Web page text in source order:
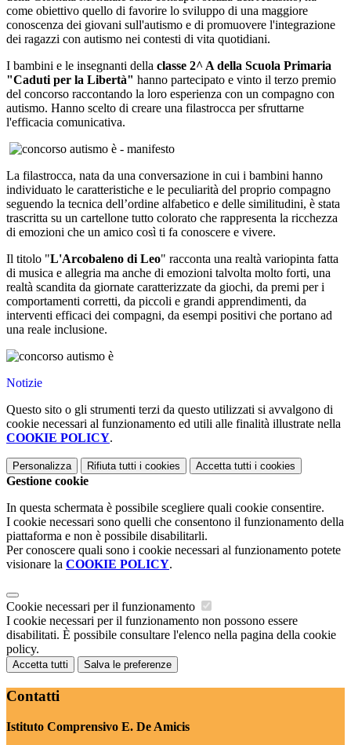
come obiettivo quello di favorire lo sviluppo di una maggiore
conoscenza dei giovani sull'autismo e di promuovere l'integrazione
dei ragazzi con autismo nei contesti di vita quotidiani.
I bambini e le insegnanti della classe 2^ A della Scuola Primaria
"Caduti per la Libertà" hanno partecipato e vinto il terzo premio
del concorso raccontando la loro esperienza con un compagno con
autismo. Hanno scelto di creare una filastrocca per sfruttarne
l'efficacia comunicativa.
La filastrocca, nata da una conversazione in cui i bambini hanno
individuato le caratteristiche e le peculiarità del proprio compagno
seguendo la tecnica dell’ordine alfabetico e delle similitudini, è stata
trascritta su un cartellone tutto colorato che rappresenta la ricchezza
di emozioni che un amico così ti fa conoscere e vivere.
Il titolo "L'Arcobaleno di Leo" racconta una realtà variopinta fatta
di musica e allegria ma anche di emozioni talvolta molto forti, una
realtà scandita da giornate caratterizzate da giochi, da premi per i
comportamenti corretti, da piccoli e grandi apprendimenti, da
interventi efficaci dei compagni, da esempi positivi che portano ad
una reale inclusione.
Notizie
Questo sito o gli strumenti terzi da questo utilizzati si avvalgono di
cookie necessari al funzionamento ed utili alle finalità illustrate nella
COOKIE POLICY.
Personalizza Rifiuta tutti i cookies Accetta tutti i cookies
Gestione cookie
In questa schermata è possibile scegliere quali cookie consentire.
I cookie necessari sono quelli che consentono il funzionamento della
piattaforma e non è possibile disabilitarli.
Per conoscere quali sono i cookie necessari al funzionamento potete
visionare la COOKIE POLICY.
Cookie necessari per il funzionamento
I cookie necessari per il funzionamento non possono essere
disabilitati. È possibile consultare l'elenco nella pagina della cookie
policy.
Accetta tutti Salva le preferenze
Contatti
Istituto Comprensivo E. De Amicis